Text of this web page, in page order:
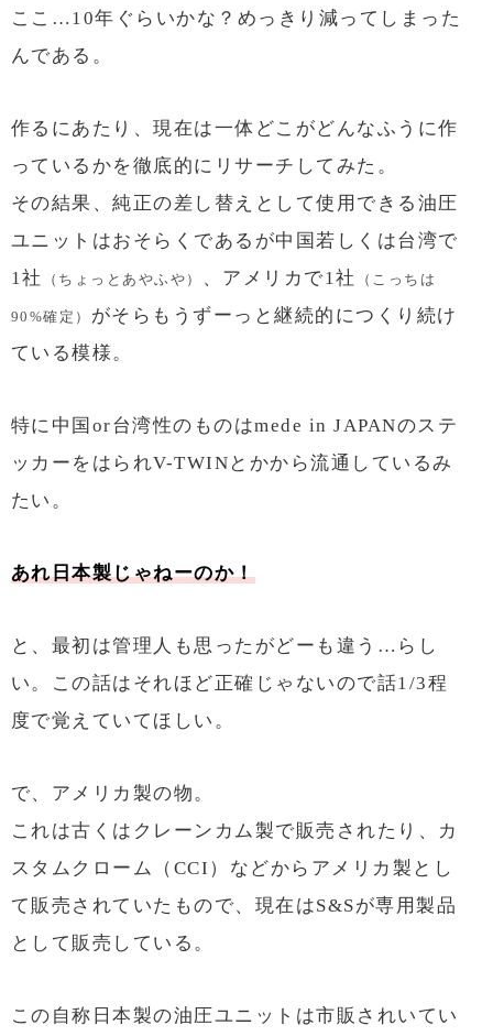
ここ…10年ぐらいかな？めっきり減ってしまった
んである。
作るにあたり、現在は一体どこがどんなふうに作
っているかを徹底的にリサーチしてみた。
その結果、純正の差し替えとして使用できる油圧
ユニットはおそらくであるが中国若しくは台湾で
1社
（ちょっとあやふや） 、アメリカで1社 （こっちは
90%確定） がそらもうずーっと継続的につくり続け
ている模様。
特に中国or台湾性のものはmede in JAPANのステ
ッカーをはられV-TWINとかから流通しているみ
たい。
あれ日本製じゃねーのか！
と、最初は管理人も思ったがどーも違う…らし
い。この話はそれほど正確じゃないので話1/3程
度で覚えていてほしい。
で、アメリカ製の物。
これは古くはクレーンカム製で販売されたり、カ
スタムクローム（CCI）などからアメリカ製とし
て販売されていたもので、現在はS&Sが専用製品
として販売している。
この自称日本製の油圧ユニットは市販されいてい